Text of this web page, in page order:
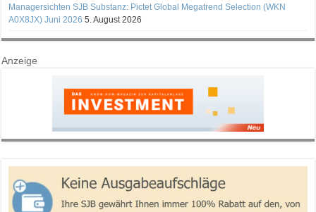
Managersichten SJB Substanz: Pictet Global Megatrend Selection (WKN
A0X8JX) Juni 2026 5. August 2026
Anzeige